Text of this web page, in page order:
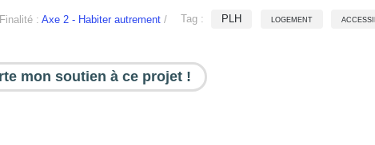
Finalité : Axe 2 - Habiter autrement / Tag : PLH logement
mon soutien à ce projet !